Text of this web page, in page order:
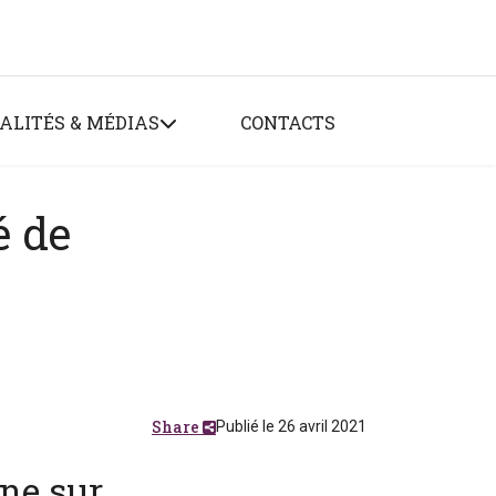
& MÉDIAS CONTACTS
de
Publié le 26 avril 2021
Share